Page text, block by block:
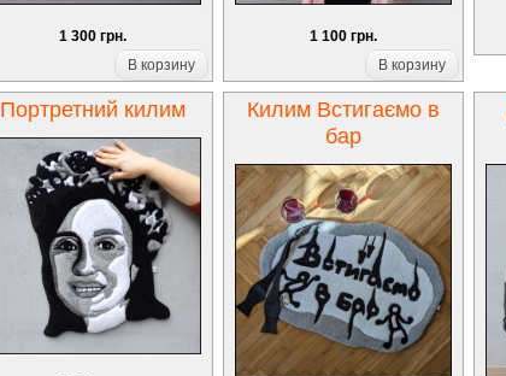
1 300 грн.
В корзину
1 100 грн.
В корзину
Портретний килим
Килим Встигаємо в
бар